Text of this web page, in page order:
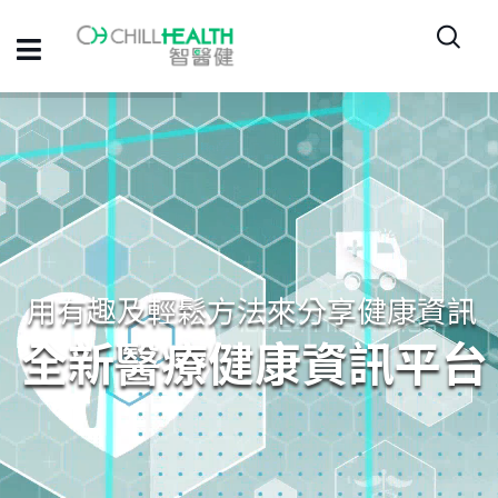
全新醫療健康資訊平台
用有趣及輕鬆方法來分享健康資訊